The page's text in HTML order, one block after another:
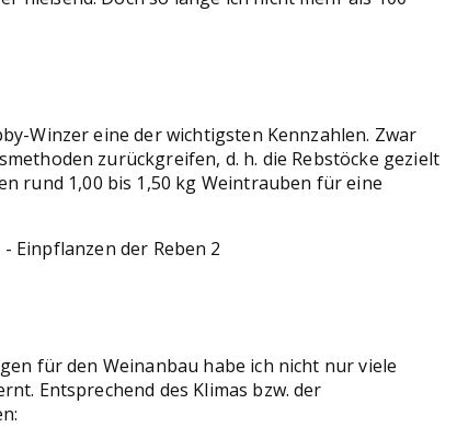
Winzer eine der wichtigsten Kennzahlen. Zwar
zurückgreifen, d. h. die Rebstöcke gezielt
rund 1,00 bis 1,50 kg Weintrauben für eine
für den Weinanbau habe ich nicht nur viele
Entsprechend des Klimas bzw. der